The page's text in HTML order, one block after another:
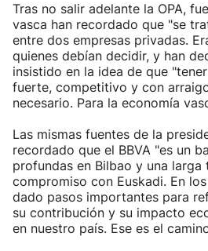
Tras no salir adelante la OPA,
vasca han recordado que "se
entre dos empresas privadas.
quienes debían decidir, y han
insistido en la idea de que
fuerte, competitivo y con
necesario. Para la economía
Las mismas fuentes de la
recordado que el BBVA "es un
profundas en Bilbao y una
compromiso con Euskadi. En
dado pasos importantes para
su contribución y su impacto
en nuestro país. Ese es el